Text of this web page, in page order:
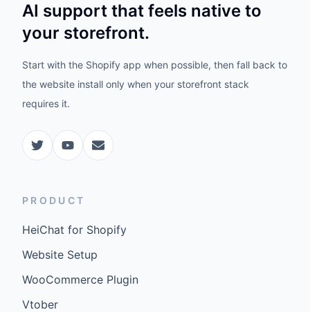
AI support that feels native to
your storefront.
Start with the Shopify app when possible, then fall back to
the website install only when your storefront stack
requires it.
PRODUCT
HeiChat for Shopify
Website Setup
WooCommerce Plugin
Vtober